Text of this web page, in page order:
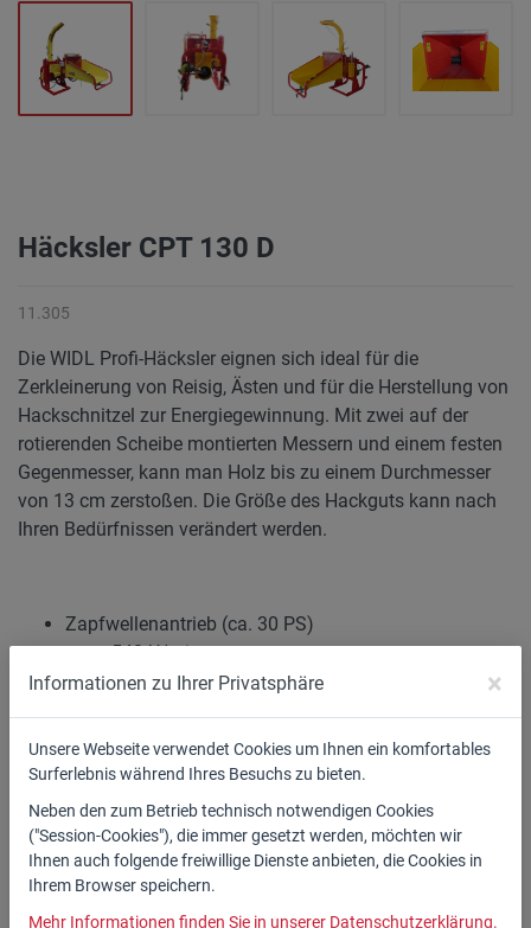
Häcksler CPT 130 D
11.305
Die WIDL Profi-Häcksler eignen sich ideal für die
Zerkleinerung von Reisig, Ästen und für die Herstellung von
Hackschnitzel zur Energiegewinnung. Mit zwei auf der
rotierenden Scheibe montierten Messern und einem festen
Gegenmesser, kann man Holz bis zu einem Durchmesser
von 13 cm zerstoßen. Die Größe des Hackguts kann nach
Ihren Bedürfnissen verändert werden.
Zapfwellenantrieb (ca. 30 PS)
max. 540 U/min
Gewicht: 515 kg
Abmessungen: 260 x 115 x 240 cm
Durchsatz ca. 10 - 18 m3/h
gleichmäßigeren Einzug
Häckselscheibe ø 600 mm
3-Punktaufhängung
Informationen zu Ihrer Privatsphäre ×
Unsere Webseite verwendet Cookies um Ihnen ein komfortables
Surferlebnis während Ihres Besuchs zu bieten.
Neben den zum Betrieb technisch notwendigen Cookies
("Session-Cookies"), die immer gesetzt werden, möchten wir
Ihnen auch folgende freiwillige Dienste anbieten, die Cookies in
Ihrem Browser speichern.
Mehr Informationen finden Sie in unserer Datenschutzerklärung.